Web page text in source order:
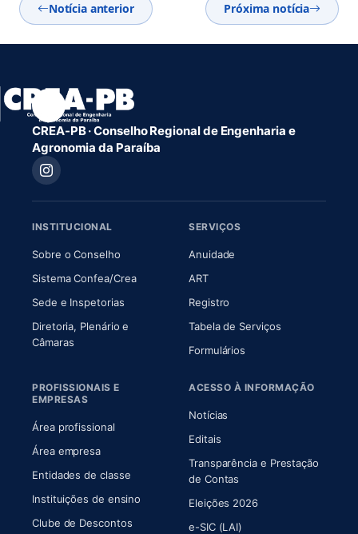
Notícia anterior Próxima notícia
CREA-PB · Conselho Regional de Engenharia e
Agronomia da Paraíba
INSTITUCIONAL
Sobre o Conselho(abre em nova aba)
Sistema Confea/Crea(abre em nova aba)
Sede e Inspetorias
Diretoria, Plenário e
Câmaras(abre em nova aba)
SERVIÇOS
Anuidade
ART(abre em nova aba)
Registro
Tabela de Serviços
Formulários
PROFISSIONAIS E
EMPRESAS
Área profissional
Área empresa
Entidades de classe
Instituições de ensino
Clube de Descontos
ACESSO À INFORMAÇÃO
Notícias
Editais
Transparência e Prestação
de Contas
Eleições 2026
e-SIC (LAI)